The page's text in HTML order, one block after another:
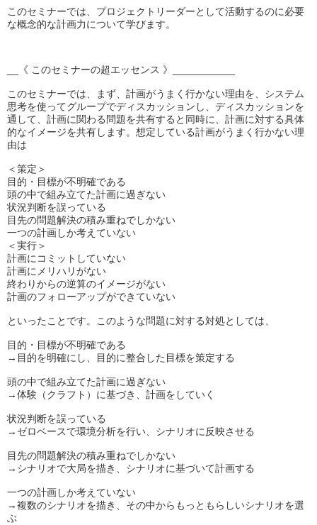
このセミナーでは、プロジェクトリーダーとして活動するのに必要
な概念的な計画力について学びます。
__《 このセミナーの超エッセンス 》___________
このセミナーでは、まず、計画がうまく行かない理由を、システム
思考を使ってグループでディスカッションし、ディスカッションを
通して、計画に関わる問題を共有すると同時に、計画に対する具体
的なイメージを共有します。想定している計画がうまく行かない理
由は
＜策定＞
目的・目標が不明確である
頭の中で組み立てた計画に過ぎない
状況判断を誤っている
目先の問題解決の積み重ねでしかない
一つの計画しか考えていない
＜実行＞
計画にコミットしていない
計画にメリハリがない
終わりからの逆算のイメージがない
計画のフォローアップができていない
といったことです。このような問題に対する対処としては、
目的・目標が不明確である
→目的を明確にし、目的に整合した目標を策定する
頭の中で組み立てた計画に過ぎない
→体験（クラフト）に基づき、計画をしていく
状況判断を誤っている
→ゼロベースで環境分析を行い、シナリオに反映させる
目先の問題解決の積み重ねでしかない
→シナリオで大局を描き、シナリオに基づいて計画する
一つの計画しか考えていない
→複数のシナリオを描き、その中からもっともらしいシナリオを選
ぶ